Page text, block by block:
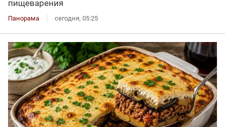
пищеварения
Панорама сегодня, 05:25